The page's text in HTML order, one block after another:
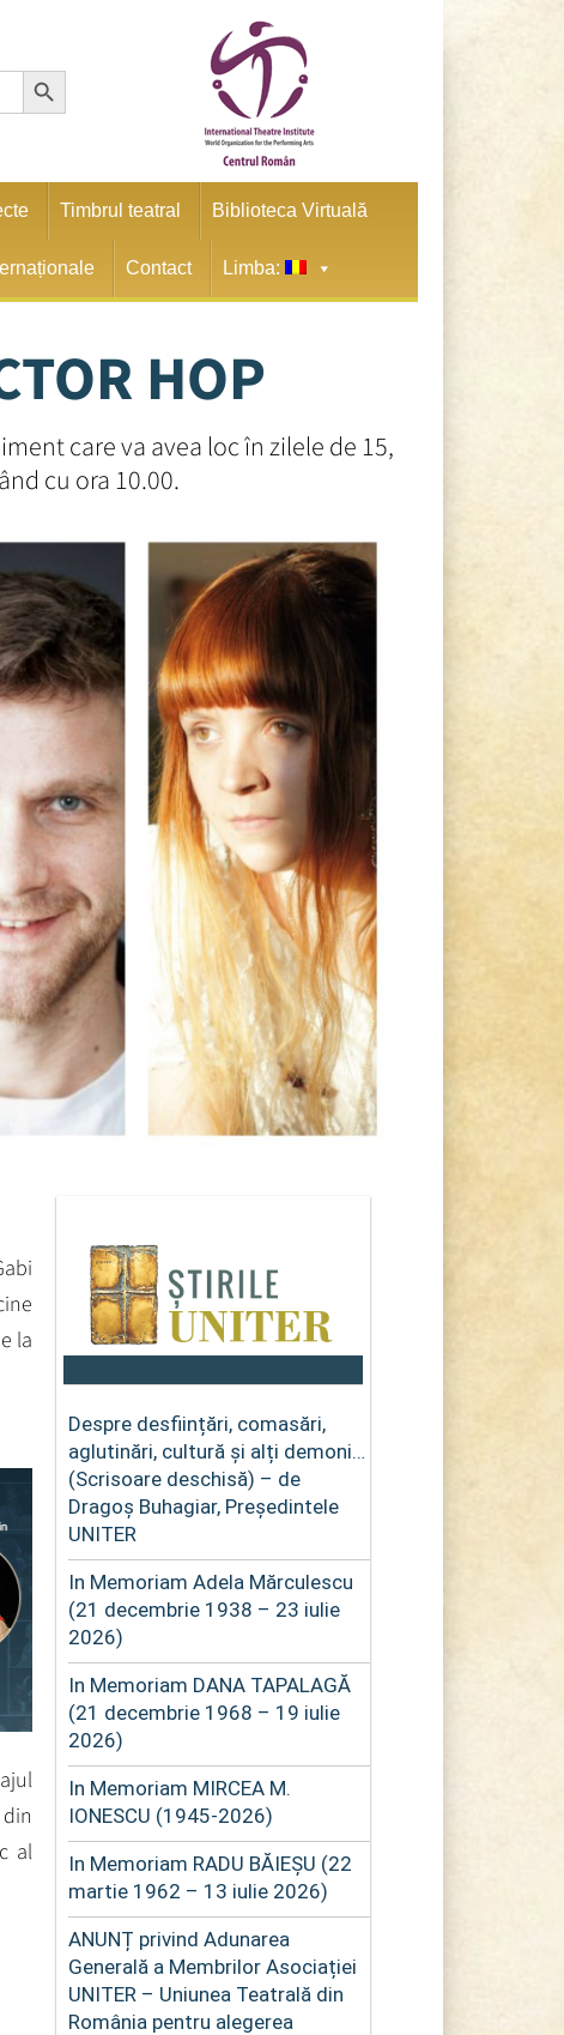
Search Button
Timbrul teatral Biblioteca Virtuală
Contact Limba:
HOP
care va avea loc în zilele de 15,
cu ora 10.00.
Despre desființări, comasări,
aglutinări, cultură și alți demoni…
(Scrisoare deschisă) – de
Dragoș Buhagiar, Președintele
UNITER
In Memoriam Adela Mărculescu
(21 decembrie 1938 – 23 iulie
2026)
In Memoriam DANA TAPALAGĂ
(21 decembrie 1968 – 19 iulie
2026)
In Memoriam MIRCEA M.
IONESCU (1945-2026)
In Memoriam RADU BĂIEȘU (22
martie 1962 – 13 iulie 2026)
ANUNȚ privind Adunarea
Generală a Membrilor Asociației
UNITER – Uniunea Teatrală din
România pentru alegerea
la
al